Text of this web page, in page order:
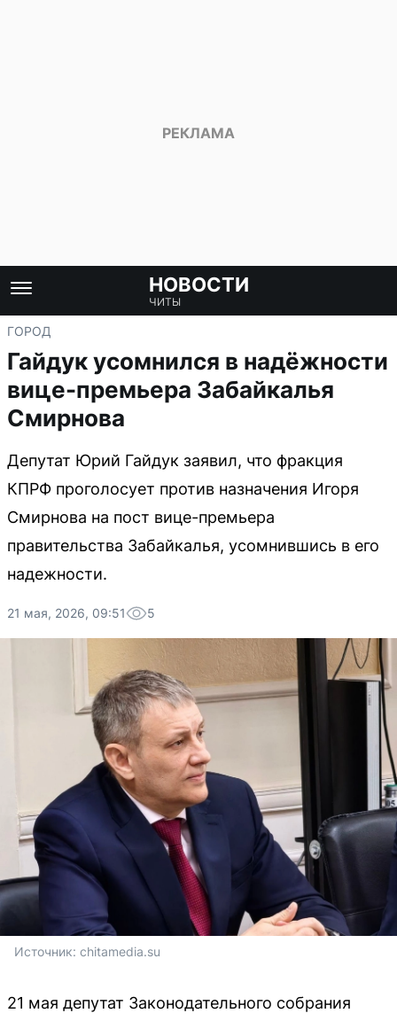
НОВОСТИ
ЧИТЫ
ГОРОД
Гайдук усомнился в надёжности
вице-премьера Забайкалья
Смирнова
Депутат Юрий Гайдук заявил, что фракция
КПРФ проголосует против назначения Игоря
Смирнова на пост вице-премьера
правительства Забайкалья, усомнившись в его
надежности.
21 мая, 2026, 09:51 5
Источник: chitamedia.su
21 мая депутат Законодательного собрания